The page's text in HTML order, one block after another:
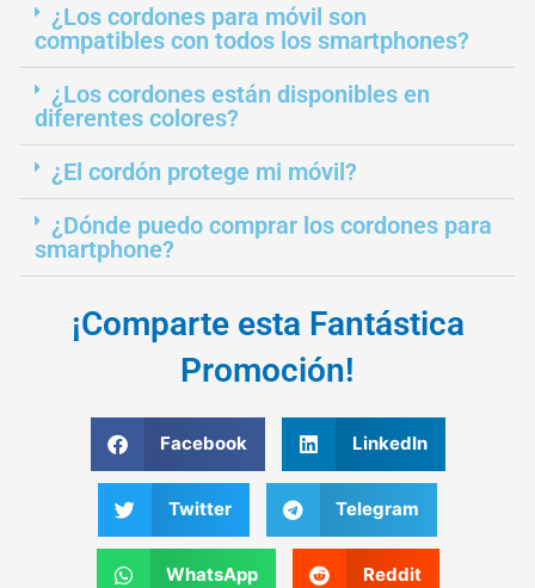
¿Los cordones para móvil son
compatibles con todos los smartphones?
¿Los cordones están disponibles en
diferentes colores?
¿El cordón protege mi móvil?
¿Dónde puedo comprar los cordones para
smartphone?
¡Comparte esta Fantástica
Promoción!
Facebook LinkedIn
Twitter Telegram
WhatsApp Reddit